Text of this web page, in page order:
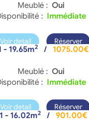
Meublé : Oui
: Immédiate
Voir detail Réserver
- 19.65m2 / 1075.00€
Meublé : Oui
: Immédiate
Voir detail Réserver
- 16.02m2 / 901.00€